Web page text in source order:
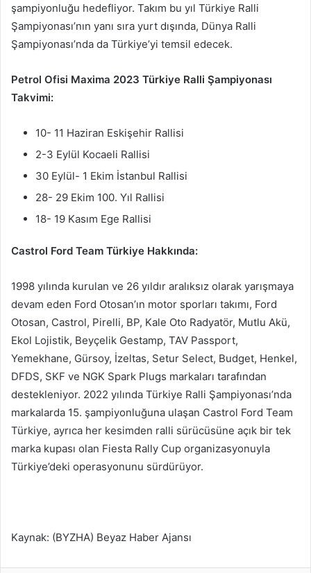
şampiyonluğu hedefliyor. Takım bu yıl Türkiye Ralli
Şampiyonası’nın yanı sıra yurt dışında, Dünya Ralli
Şampiyonası’nda da Türkiye’yi temsil edecek.
Petrol Ofisi Maxima 2023 Türkiye Ralli Şampiyonası
Takvimi:
10- 11 Haziran Eskişehir Rallisi
2-3 Eylül Kocaeli Rallisi
30 Eylül- 1 Ekim İstanbul Rallisi
28- 29 Ekim 100. Yıl Rallisi
18- 19 Kasım Ege Rallisi
Castrol Ford Team Türkiye Hakkında:
1998 yılında kurulan ve 26 yıldır aralıksız olarak yarışmaya
devam eden Ford Otosan’ın motor sporları takımı, Ford
Otosan, Castrol, Pirelli, BP, Kale Oto Radyatör, Mutlu Akü,
Ekol Lojistik, Beyçelik Gestamp, TAV Passport,
Yemekhane, Gürsoy, İzeltas, Setur Select, Budget, Henkel,
DFDS, SKF ve NGK Spark Plugs markaları tarafından
destekleniyor. 2022 yılında Türkiye Ralli Şampiyonası’nda
markalarda 15. şampiyonluğuna ulaşan Castrol Ford Team
Türkiye, ayrıca her kesimden ralli sürücüsüne açık bir tek
marka kupası olan Fiesta Rally Cup organizasyonuyla
Türkiye’deki operasyonunu sürdürüyor.
Kaynak: (BYZHA) Beyaz Haber Ajansı